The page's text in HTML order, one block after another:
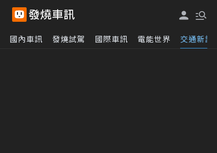
國內車訊 發燒試駕 國際車訊 電能世界 交通新訊